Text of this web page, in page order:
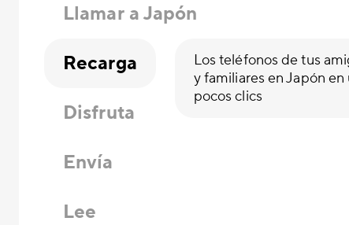
Llamar a Japón
Recarga
Los teléfonos de tus
y familiares en Japón en
pocos clics
Disfruta
Envía
Lee